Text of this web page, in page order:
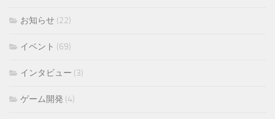
お知らせ (22)
イベント (69)
インタビュー (3)
ゲーム開発 (4)